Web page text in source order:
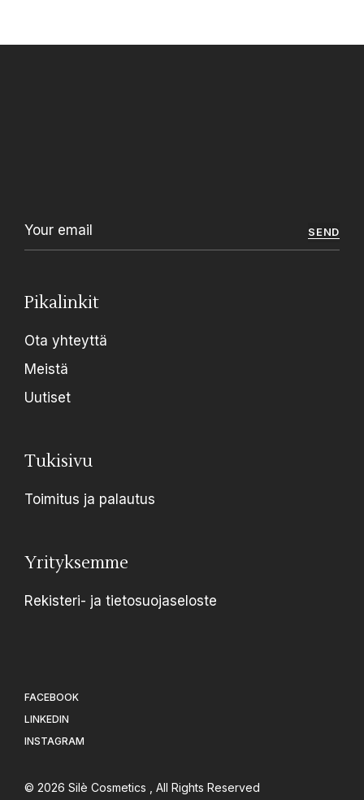
SEND
Pikalinkit
Ota yhteyttä
Meistä
Uutiset
Tukisivu
Toimitus ja palautus
Yrityksemme
Rekisteri- ja tietosuojaseloste
FACEBOOK
LINKEDIN
INSTAGRAM
© 2026 Silè Cosmetics , All Rights Reserved